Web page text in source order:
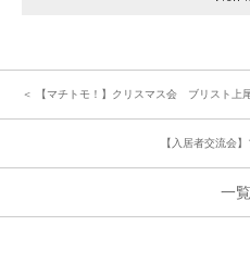
＜ 【マチトモ！】クリスマス会 ブリスト上
【入居者交流会
一